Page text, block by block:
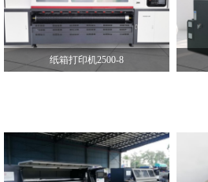
纸箱打印机2500-8